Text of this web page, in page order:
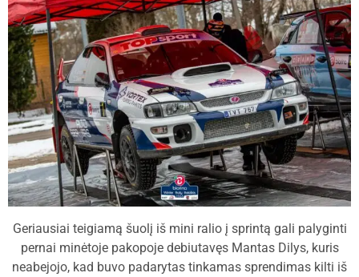
Geriausiai teigiamą šuolį iš mini ralio į sprintą gali palyginti
pernai minėtoje pakopoje debiutavęs Mantas Dilys, kuris
neabejojo, kad buvo padarytas tinkamas sprendimas kilti iš